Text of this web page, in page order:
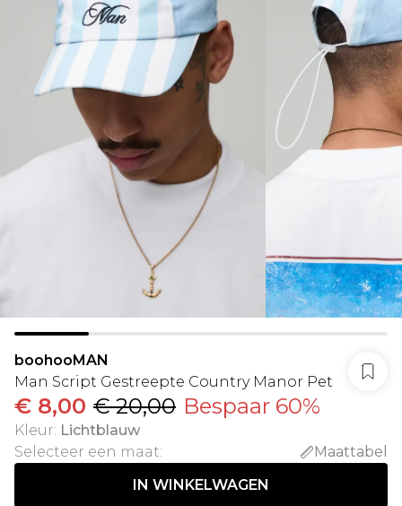
boohooMAN
Man Script Gestreepte Country Manor Pet
€ 8,00 € 20,00 Bespaar 60%
Kleur: Lichtblauw
Selecteer een maat:
Maattabel
IN WINKELWAGEN